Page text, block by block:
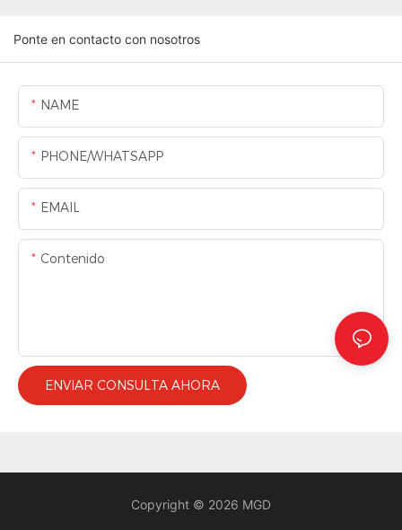
Ponte en contacto con nosotros
NAME
PHONE/WHATSAPP
EMAIL
Contenido
ENVIAR CONSULTA AHORA
Copyright © 2026 MGD